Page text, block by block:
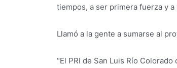
tiempos, a ser primera fuerza y
Llamó a la gente a sumarse al
“El PRI de San Luis Río